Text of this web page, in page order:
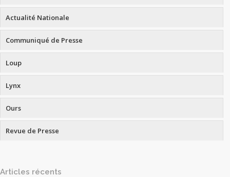
Actualité Nationale
Communiqué de Presse
Loup
Lynx
Ours
Revue de Presse
Articles récents